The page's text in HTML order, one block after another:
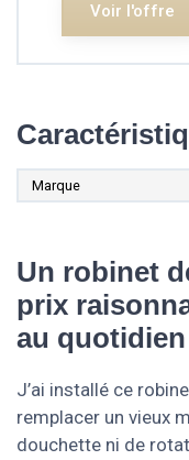
Voir l'offre
Marque
Un robinet
prix
au
J’ai installé ce
remplacer un vieux
douchette ni de